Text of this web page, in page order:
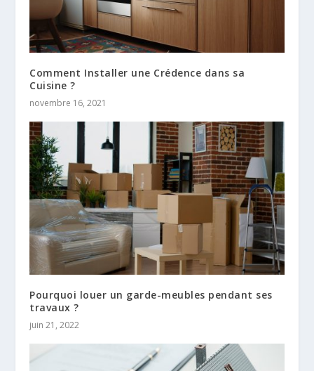
Comment Installer une Crédence dans sa
Cuisine ?
novembre 16, 2021
Pourquoi louer un garde-meubles pendant ses
travaux ?
juin 21, 2022